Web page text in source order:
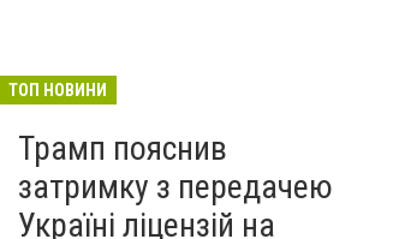
ТОП НОВИНИ
Трамп пояснив
затримку з передачею
Україні ліцензій на